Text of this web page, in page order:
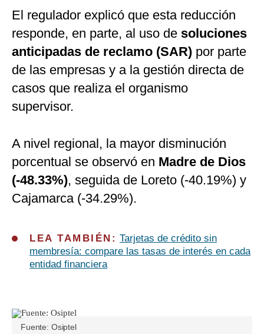
El regulador explicó que esta reducción
responde, en parte, al uso de soluciones
anticipadas de reclamo (SAR) por parte
de las empresas y a la gestión directa de
casos que realiza el organismo
supervisor.
A nivel regional, la mayor disminución
porcentual se observó en Madre de Dios
(-48.33%), seguida de Loreto (-40.19%) y
Cajamarca (-34.29%).
LEA TAMBIÉN: Tarjetas de crédito sin
membresía: compare las tasas de interés en cada
entidad financiera
Fuente: Osiptel